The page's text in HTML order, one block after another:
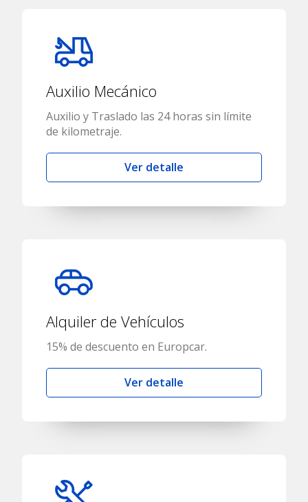
Auxilio Mecánico
Auxilio y Traslado las 24 horas sin límite
de kilometraje.
Ver detalle
Alquiler de Vehículos
15% de descuento en Europcar.
Ver detalle